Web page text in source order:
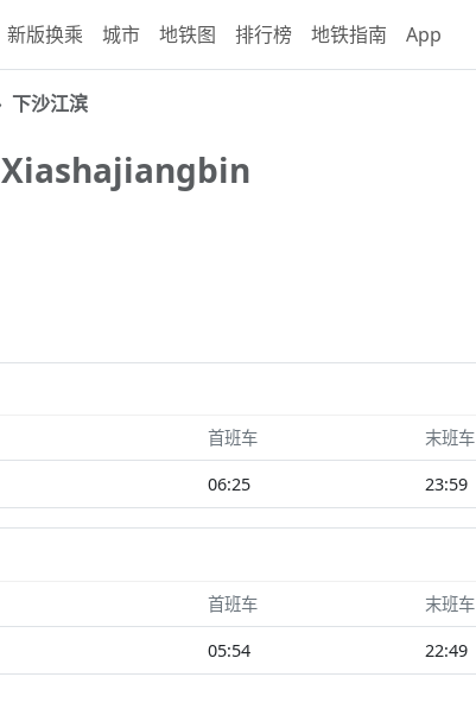
新版换乘 城市 地铁图 排行榜 地铁指南 App
下沙江滨
Xiashajiangbin
首班车 末班车
06:25 23:59
首班车 末班车
05:54 22:49